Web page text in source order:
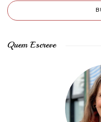
Quem Escreve